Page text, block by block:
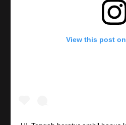
View this post